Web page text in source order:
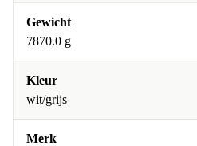
Gewicht
7870.0 g
Kleur
wit/grijs
Merk